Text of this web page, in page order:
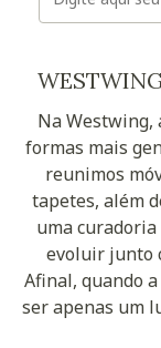
Na Westwing,
formas mais
reunimos
tapetes, além
uma
evoluir junto
Afinal, quando
ser apenas um